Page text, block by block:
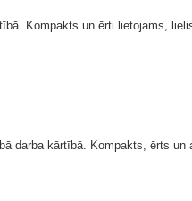
Kompakts un ērti lietojams,
darba kārtībā. Kompakts, ērts un